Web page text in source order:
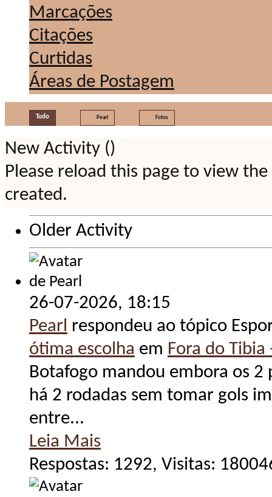
Marcações
Citações
Curtidas
Áreas de Postagem
Tudo Pearl Fotos
New Activity ()
Please reload this page to view
created.
Older Activity
26-07-2026, 18:15
Pearl respondeu ao tópico
ótima escolha em Fora do Tibia
Botafogo mandou embora os
há 2 rodadas sem tomar gols
entre...
Leia Mais
Respostas: 1292, Visitas: